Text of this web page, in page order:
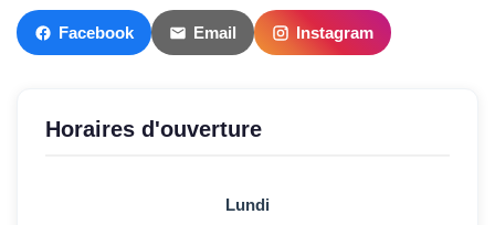
Facebook Email Instagram
Horaires d'ouverture
Lundi